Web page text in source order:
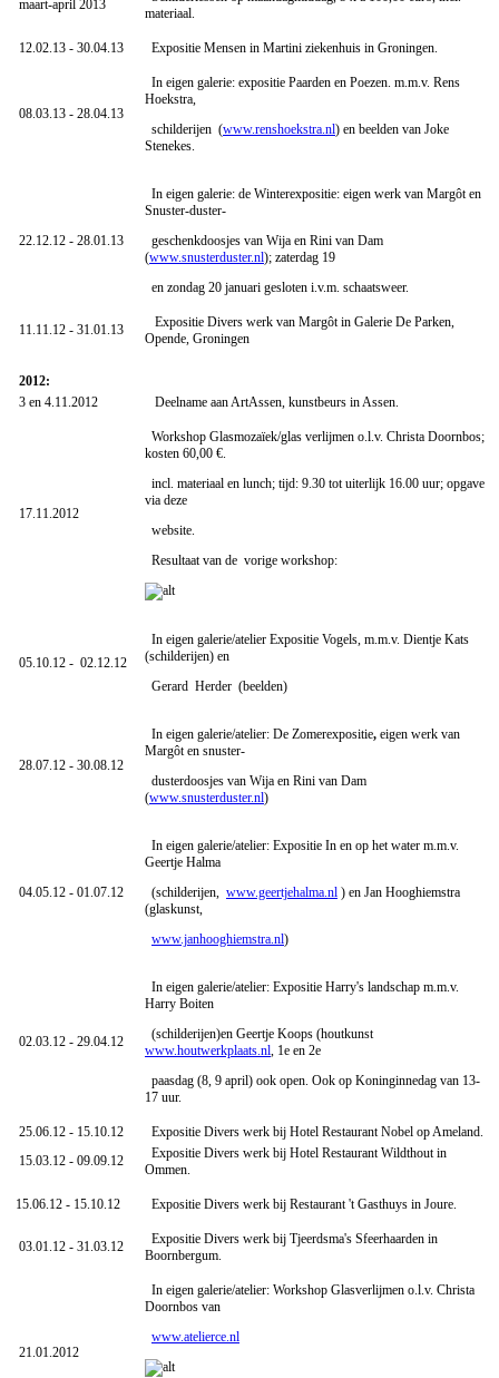
maart-april 2013
materiaal.
12.02.13 - 30.04.13 Expositie Mensen in Martini ziekenhuis in Groningen.
08.03.13 - 28.04.13
In eigen galerie: expositie Paarden en Poezen. m.m.v. Rens
Hoekstra,
schilderijen (www.renshoekstra.nl) en beelden van Joke
Stenekes.
22.12.12 - 28.01.13
In eigen galerie: de Winterexpositie: eigen werk van Margôt en
Snuster-duster-
geschenkdoosjes van Wija en Rini van Dam
(www.snusterduster.nl); zaterdag 19
en zondag 20 januari gesloten i.v.m. schaatsweer.
11.11.12 - 31.01.13
Expositie Divers werk van Margôt in Galerie De Parken,
Opende, Groningen
2012:
3 en 4.11.2012
Deelname aan ArtAssen, kunstbeurs in Assen.
17.11.2012
Workshop Glasmozaïek/glas verlijmen o.l.v. Christa Doornbos;
kosten 60,00 €.
incl. materiaal en lunch; tijd: 9.30 tot uiterlijk 16.00 uur; opgave
via deze
website.
Resultaat van de vorige workshop:
05.10.12 - 02.12.12
In eigen galerie/atelier Expositie Vogels, m.m.v. Dientje Kats
(schilderijen) en
Gerard Herder (beelden)
28.07.12 - 30.08.12
In eigen galerie/atelier: De Zomerexpositie, eigen werk van
Margôt en snuster-
dusterdoosjes van Wija en Rini van Dam
(www.snusterduster.nl)
04.05.12 - 01.07.12
In eigen galerie/atelier: Expositie In en op het water m.m.v.
Geertje Halma
(schilderijen, www.geertjehalma.nl ) en Jan Hooghiemstra
(glaskunst,
www.janhooghiemstra.nl)
02.03.12 - 29.04.12
In eigen galerie/atelier: Expositie Harry's landschap m.m.v.
Harry Boiten
(schilderijen)en Geertje Koops (houtkunst
www.houtwerkplaats.nl, 1e en 2e
paasdag (8, 9 april) ook open. Ook op Koninginnedag van 13-
17 uur.
25.06.12 - 15.10.12
Expositie Divers werk bij Hotel Restaurant Nobel op Ameland.
15.03.12 - 09.09.12
Expositie Divers werk bij Hotel Restaurant Wildthout in
Ommen.
15.06.12 - 15.10.12 Expositie Divers werk bij Restaurant 't Gasthuys in Joure.
03.01.12 - 31.03.12
Expositie Divers werk bij Tjeerdsma's Sfeerhaarden in
Boornbergum.
21.01.2012
In eigen galerie/atelier: Workshop Glasverlijmen o.l.v. Christa
Doornbos van
www.atelierce.nl